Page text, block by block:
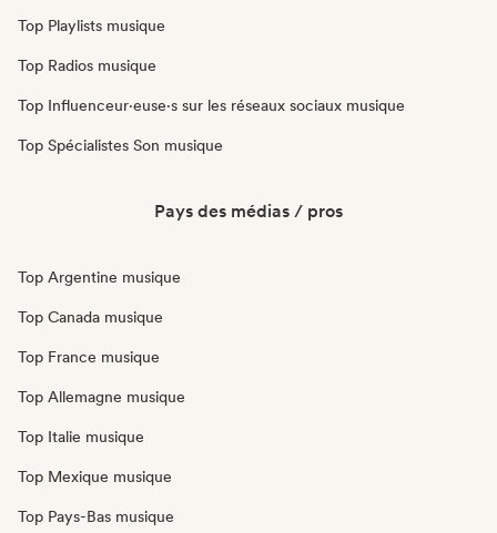
Top Playlists musique
Top Radios musique
Top Influenceur·euse·s sur les réseaux sociaux musique
Top Spécialistes Son musique
Pays des médias / pros
Top Argentine musique
Top Canada musique
Top France musique
Top Allemagne musique
Top Italie musique
Top Mexique musique
Top Pays-Bas musique